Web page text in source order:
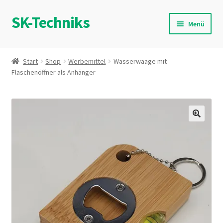
Zur
Navigation
Zum
Inhalt
SK-Techniks Menü
Aktivität
Allgemeine Geschäftsbedingungen mit
Datenschutzerklärung
Echtheit von Bewertungen
Impressum
Start Shop Werbemittel
Wasserwaage mit
Flaschenöffner als Anhänger